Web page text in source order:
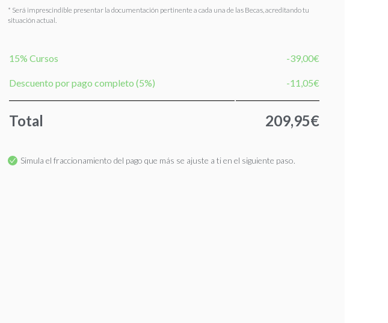
* Será imprescindible presentar la documentación pertinente a cada una de las Becas, acreditando tu
situación actual.
15% Cursos -39,00€
Descuento por pago completo (5%) -11,05€
Total 209,95€
Simula el fraccionamiento del pago que más se ajuste a ti en el siguiente paso.